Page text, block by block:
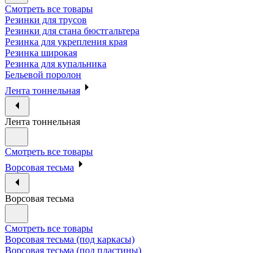
Смотреть все товары
Резинки для трусов
Резинки для стана бюстгальтера
Резинка для укрепления края
Резинка широкая
Резинка для купальника
Бельевой поролон
Лента тоннельная
Лента тоннельная
Смотреть все товары
Ворсовая тесьма
Ворсовая тесьма
Смотреть все товары
Ворсовая тесьма (под каркасы)
Ворсовая тесьма (под пластины)